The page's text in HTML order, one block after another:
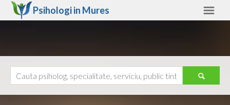
Psihologi in Mures
Ajutor